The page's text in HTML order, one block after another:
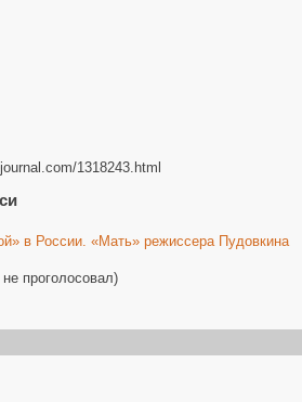
1318243.html
в России. «Мать» режиссера Пудовкина
проголосовал)